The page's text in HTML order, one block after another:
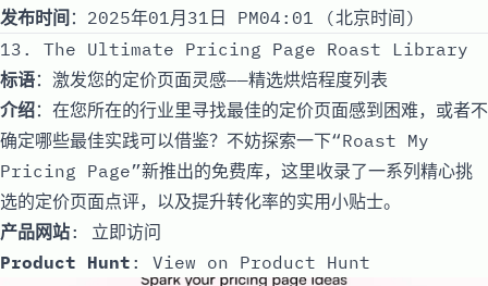
发布时间 ：2025年01月31日 PM04:01 (北京时间)
13. The Ultimate Pricing Page Roast Library
标语：激发您的定价页面灵感——精选烘焙程度列表
介绍：在您所在的行业里寻找最佳的定价页面感到困难，或者不
确定哪些最佳实践可以借鉴？不妨探索一下“Roast My
Pricing Page”新推出的免费库，这里收录了一系列精心挑
选的定价页面点评，以及提升转化率的实用小贴士。
产品网站: 立即访问
Product Hunt : View on Product Hunt